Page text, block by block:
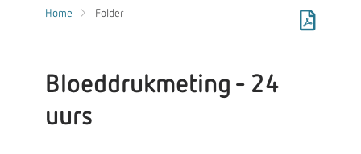
Home Folder
Bloeddrukmeting - 24
uurs